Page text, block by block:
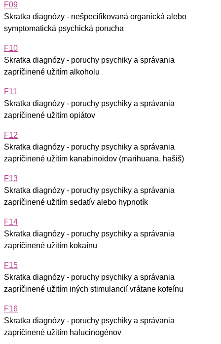
F09
Skratka diagnózy - nešpecifikovaná organická alebo
symptomatická psychická porucha
F10
Skratka diagnózy - poruchy psychiky a správania
zapríčinené užitím alkoholu
F11
Skratka diagnózy - poruchy psychiky a správania
zapríčinené užitím opiátov
F12
Skratka diagnózy - poruchy psychiky a správania
zapríčinené užitím kanabinoidov (marihuana, hašiš)
F13
Skratka diagnózy - poruchy psychiky a správania
zapríčinené užitím sedatív alebo hypnotík
F14
Skratka diagnózy - poruchy psychiky a správania
zapríčinené užitím kokaínu
F15
Skratka diagnózy - poruchy psychiky a správania
zapríčinené užitím iných stimulancií vrátane kofeínu
F16
Skratka diagnózy - poruchy psychiky a správania
zapríčinené užitím halucinogénov